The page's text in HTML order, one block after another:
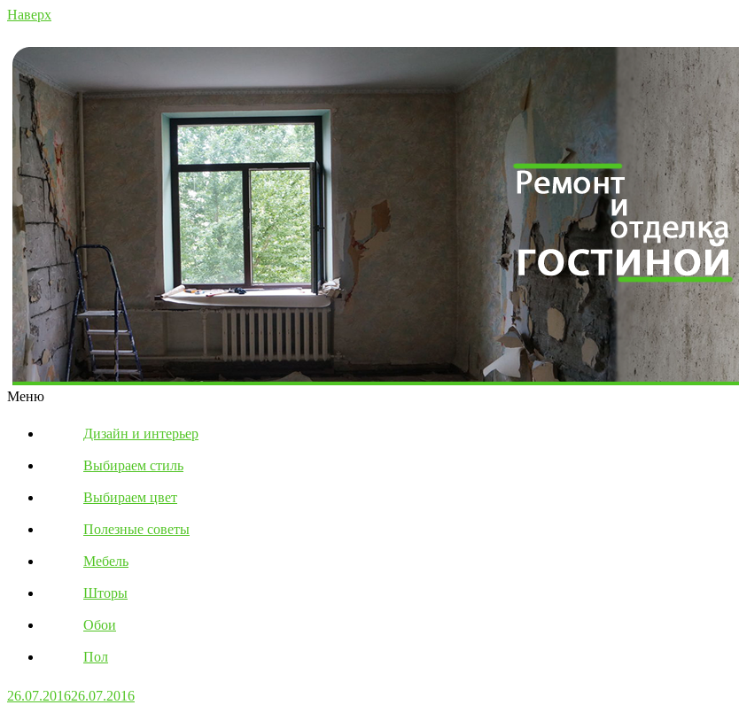
Наверх
Меню
Дизайн и интерьер
Выбираем стиль
Выбираем цвет
Полезные советы
Мебель
Шторы
Обои
Пол
26.07.201626.07.2016